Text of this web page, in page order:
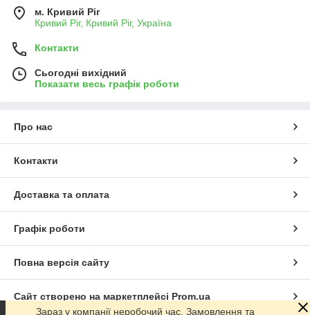
м. Кривий Ріг
Кривий Ріг, Кривий Ріг, Україна
Контакти
Сьогодні вихідний
Показати весь графік роботи
Про нас
Контакти
Доставка та оплата
Графік роботи
Повна версія сайту
Сайт створено на маркетплейсі Prom.ua
Зараз у компанії неробочий час. Замовлення та